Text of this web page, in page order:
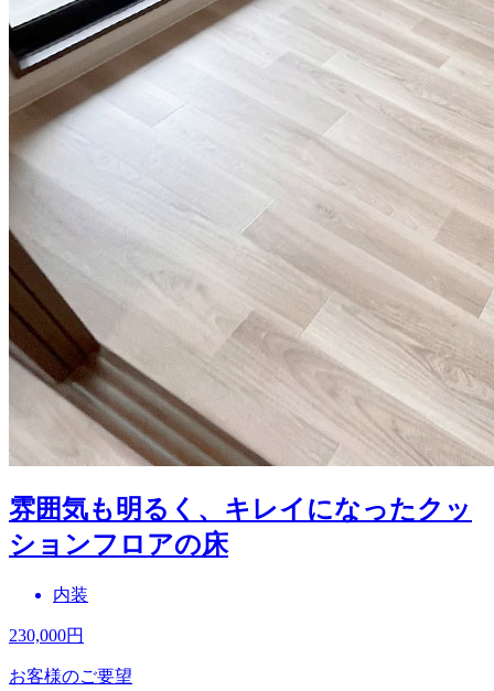
雰囲気も明るく、キレイになったクッ
ションフロアの床
内装
230,000円
お客様のご要望